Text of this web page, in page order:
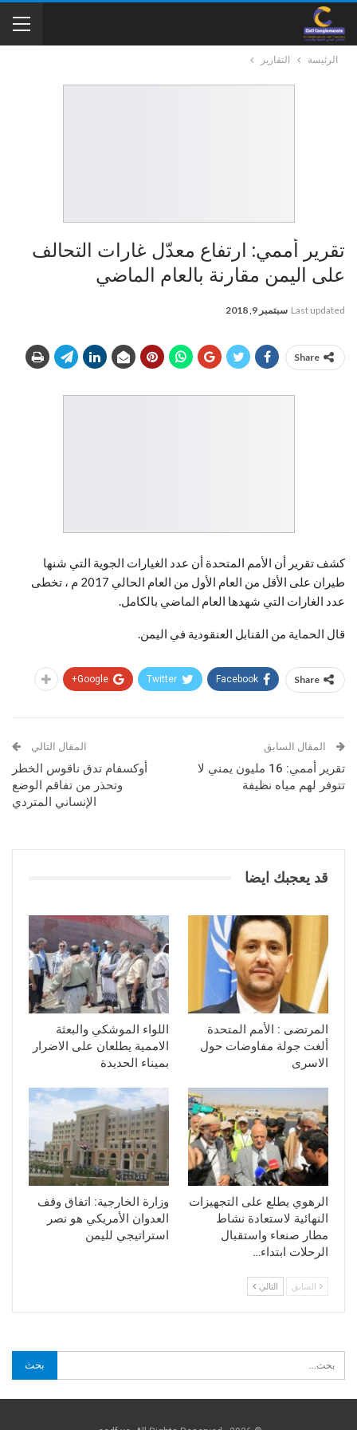
الرئيسة التقارير
تقرير أممي: ارتفاع معدّل غارات التحالف
على اليمن مقارنة بالعام الماضي
Last updated سبتمبر 9, 2018
Share
كشف تقرير أن الأمم المتحدة أن عدد الغيارات الجوية التي شنها
طيران على الأقل من العام الأول من العام الحالي 2017 م ، تخطى
عدد الغارات التي شهدها العام الماضي بالكامل.
قال الحماية من القنابل العنقودية في اليمن.
Share
Facebook
Twitter
Google+
المقال السابق
تقرير أممي: 16 مليون يمني لا
تتوفر لهم مياه نظيفة
المقال التالي
أوكسفام تدق ناقوس الخطر
وتحذر من تفاقم الوضع
الإنساني المتردي
قد يعجبك ايضا
المرتضى : الأمم المتحدة
ألغت جولة مفاوضات حول
الاسرى
اللواء الموشكي والبعثة
الاممية يطلعان على الاضرار
بميناء الحديدة
الرهوي يطلع على التجهيزات
النهائية لاستعادة نشاط
مطار صنعاء واستقبال
الرحلات ابتداء…
وزارة الخارجية: اتفاق وقف
العدوان الأمريكي هو نصر
استراتيجي لليمن
السابق التالي